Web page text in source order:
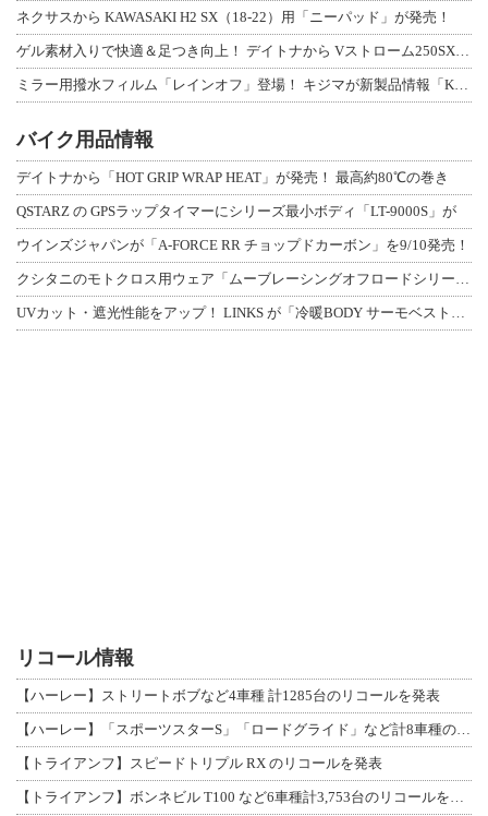
ネクサスから KAWASAKI H2 SX（18-22）用「ニーパッド」が発売！
バイク用品情報
デイトナから「HOT GRIP WRAP HEAT」が発売！ 最高約80℃の巻き
QSTARZ の GPSラップタイマーにシリーズ最小ボディ「LT-9000S」が
ウインズジャパンが「A-FORCE RR チョップドカーボン」を9/10発売！
リコール情報
【ハーレー】ストリートボブなど4車種 計1285台のリコールを発表
【トライアンフ】スピードトリプル RX のリコールを発表